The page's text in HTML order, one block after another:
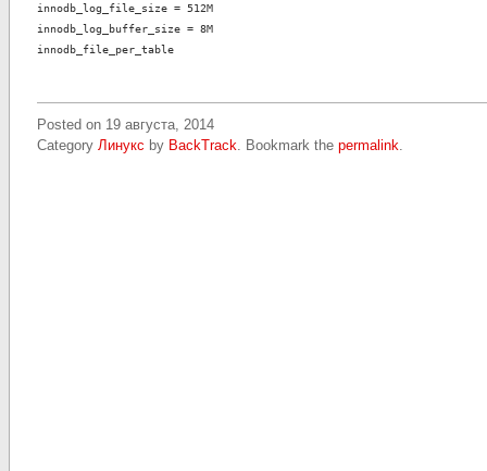
innodb_log_file_size = 512M
innodb_log_buffer_size = 8M
innodb_file_per_table
Posted on 19 августа, 2014
Category Линукс by BackTrack. Bookmark the permalink.